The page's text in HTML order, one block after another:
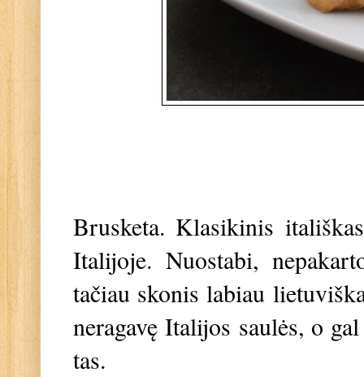
Brusketa. Klasikinis
Italijoje. Nuostabi,
tačiau skonis labiau
neragavę Italijos saulės, o
tas.